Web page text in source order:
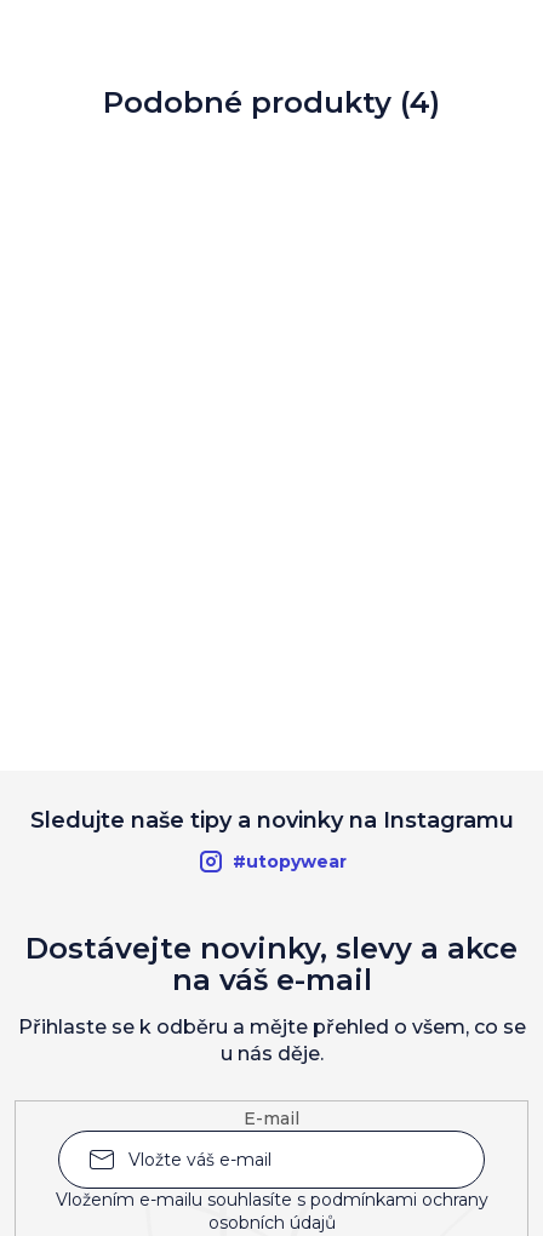
Podobné produkty (4)
Sledujte naše tipy a novinky na Instagramu
#utopywear
E-mail
Vložením e-mailu souhlasíte s podmínkami ochrany
osobních údajů
Dostávejte novinky, slevy a akce
na váš e-mail
Přihlaste se k odběru a mějte přehled o všem, co se
u nás děje.